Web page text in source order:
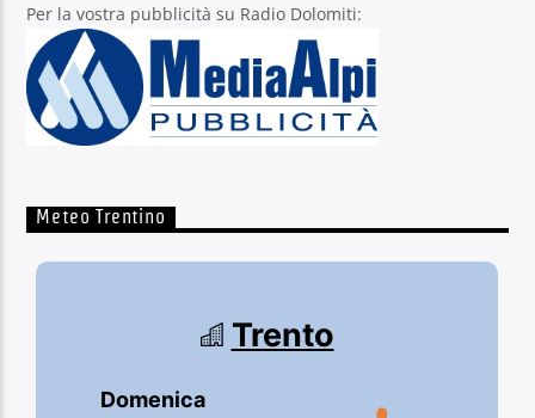
Per la vostra pubblicità su Radio Dolomiti:
Meteo Trentino